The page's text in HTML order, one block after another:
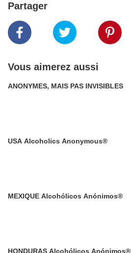
Partager
Vous aimerez aussi
ANONYMES, MAIS PAS INVISIBLES
USA Alcoholics Anonymous®
MEXIQUE Alcohólicos Anónimos®
HONDURAS Alcohólicos Anónimos®